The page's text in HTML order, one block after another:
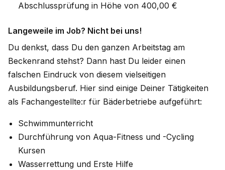
Abschlussprüfung in Höhe von 400,00 €
Langeweile im Job? Nicht bei uns!
Du denkst, dass Du den ganzen Arbeitstag am
Beckenrand stehst? Dann hast Du leider einen
falschen Eindruck von diesem vielseitigen
Ausbildungsberuf. Hier sind einige Deiner Tätigkeiten
als Fachangestellte:r für Bäderbetriebe aufgeführt:
Schwimmunterricht
Durchführung von Aqua-Fitness und -Cycling
Kursen
Wasserrettung und Erste Hilfe